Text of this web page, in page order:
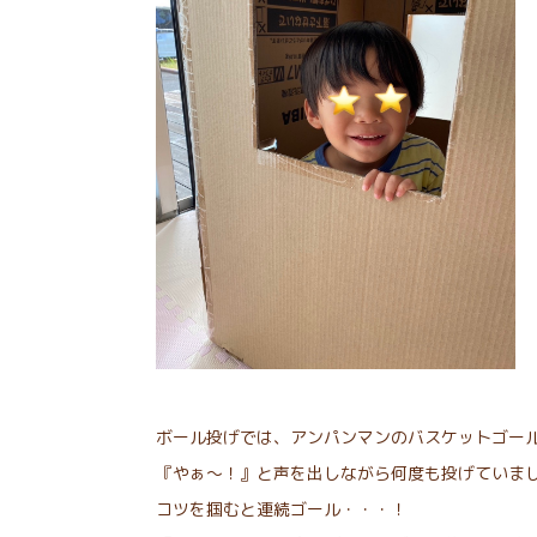
ボール投げでは、アンパンマンのバスケットゴー
『やぁ～！』と声を出しながら何度も投げていま
コツを掴むと連続ゴール・・・！